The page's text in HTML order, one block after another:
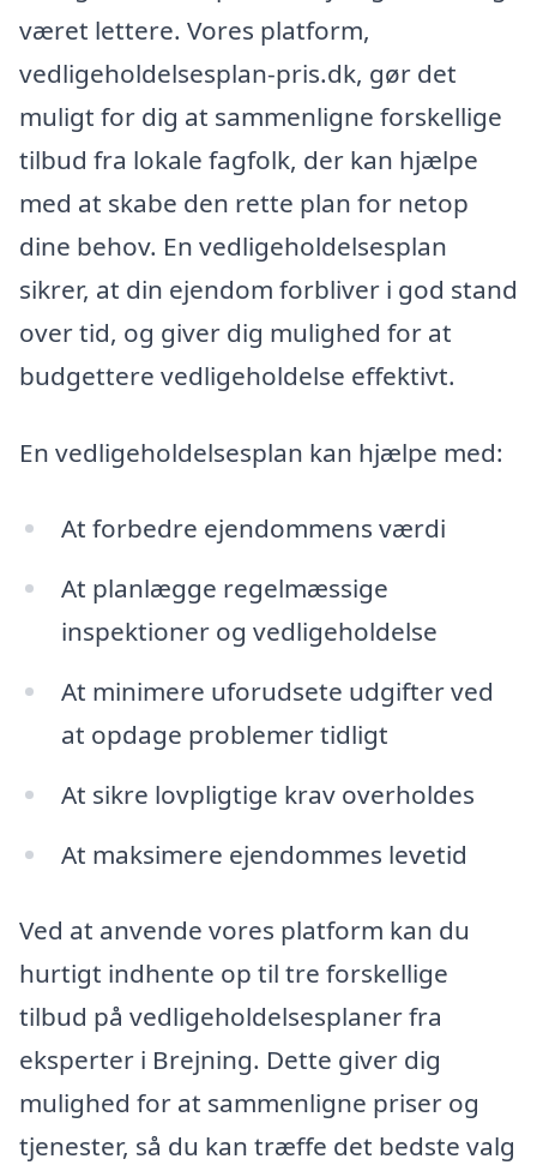
været lettere. Vores platform,
vedligeholdelsesplan-pris.dk, gør det
muligt for dig at sammenligne forskellige
tilbud fra lokale fagfolk, der kan hjælpe
med at skabe den rette plan for netop
dine behov. En vedligeholdelsesplan
sikrer, at din ejendom forbliver i god stand
over tid, og giver dig mulighed for at
budgettere vedligeholdelse effektivt.
En vedligeholdelsesplan kan hjælpe med:
At forbedre ejendommens værdi
At planlægge regelmæssige
inspektioner og vedligeholdelse
At minimere uforudsete udgifter ved
at opdage problemer tidligt
At sikre lovpligtige krav overholdes
At maksimere ejendommes levetid
Ved at anvende vores platform kan du
hurtigt indhente op til tre forskellige
tilbud på vedligeholdelsesplaner fra
eksperter i Brejning. Dette giver dig
mulighed for at sammenligne priser og
tjenester, så du kan træffe det bedste valg